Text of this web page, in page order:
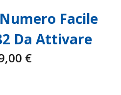
Facile
Da Attivare
€